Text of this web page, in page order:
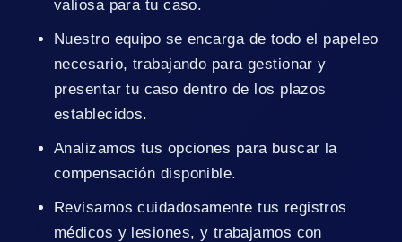
valiosa para tu caso.
Nuestro equipo se encarga de todo el papeleo
necesario, trabajando para gestionar y
presentar tu caso dentro de los plazos
establecidos.
Analizamos tus opciones para buscar la
compensación disponible.
Revisamos cuidadosamente tus registros
médicos y lesiones, y trabajamos con